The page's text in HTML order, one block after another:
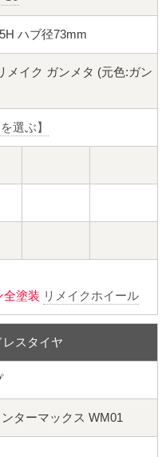
ハブ径73mm
メイク ガンメタ (元色:ガン
選ぶ】
全塗装 リメイクホイール
スタイヤ
ターマックス WM01